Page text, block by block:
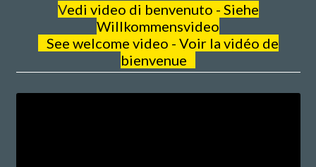
Vedi video di benvenuto - Siehe
Willkommensvideo
See welcome video - Voir la vidéo de
bienvenue